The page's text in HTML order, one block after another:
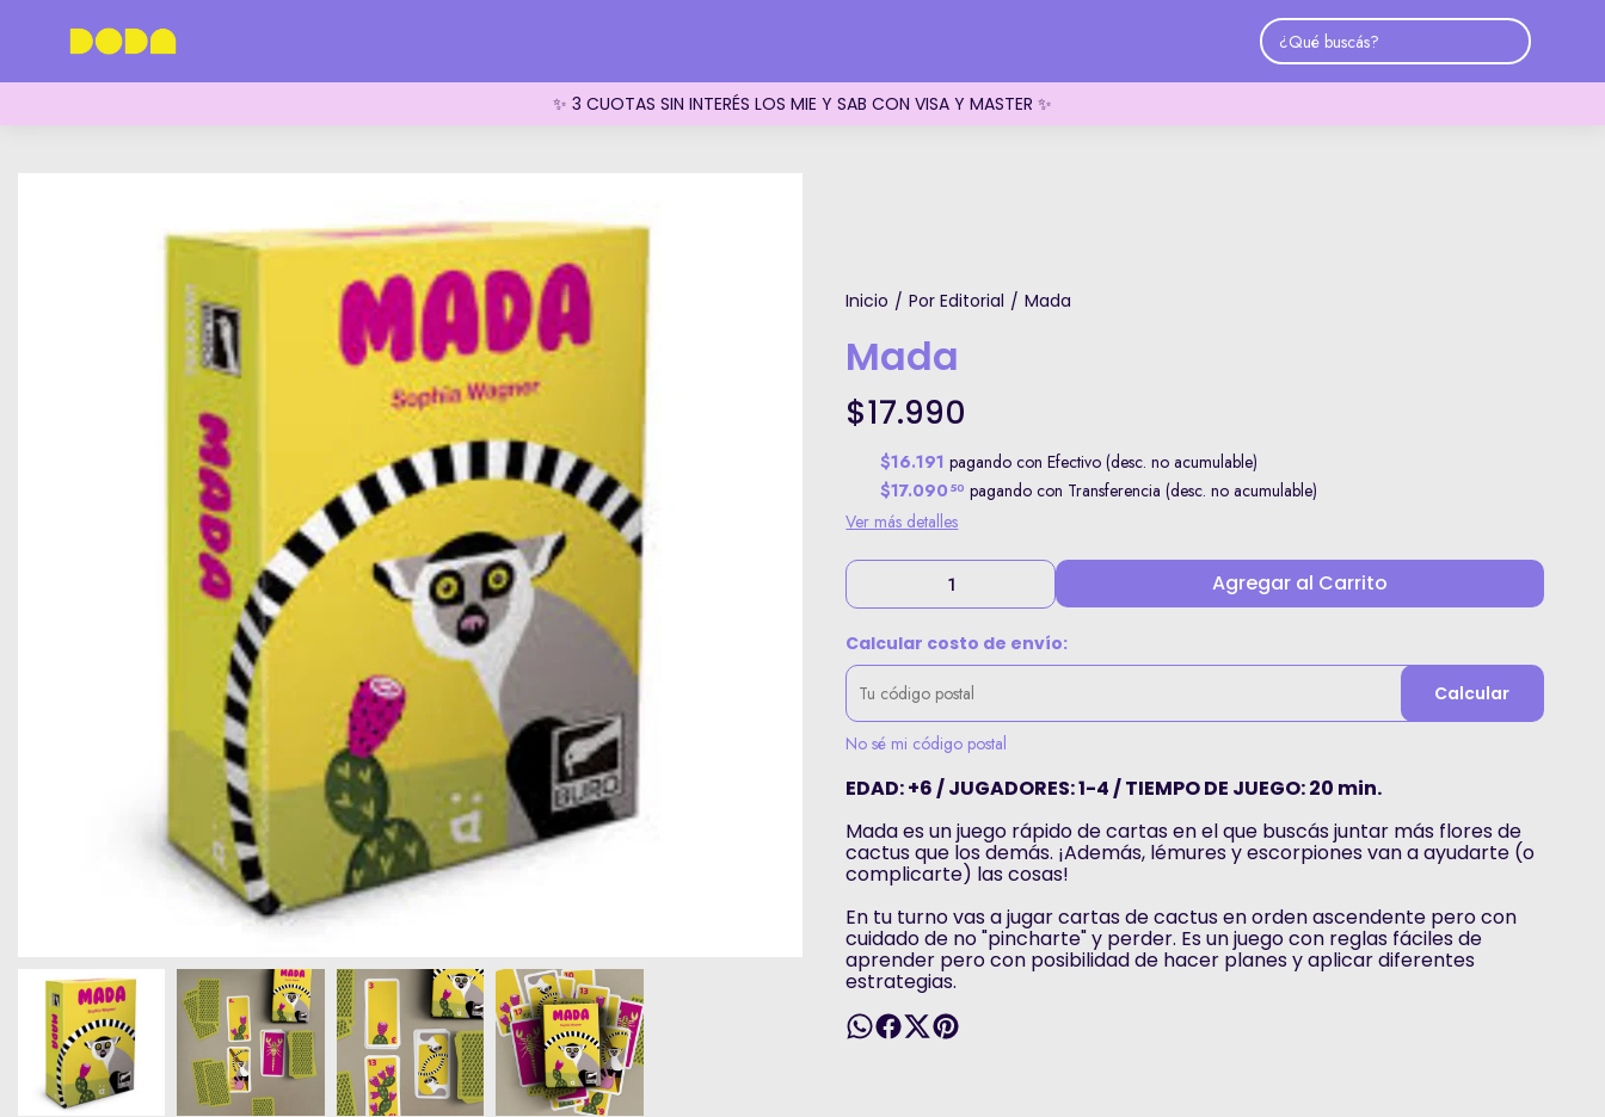
✨ 3 CUOTAS SIN INTERÉS LOS MIE Y SAB CON VISA Y MASTER ✨
Inicio / Por Editorial / Mada
Mada
$17.990
$16.191 pagando con Efectivo (desc. no acumulable)
$17.090 50 pagando con Transferencia (desc. no acumulable)
Ver más detalles
Agregar al Carrito
Calcular costo de envío:
Calcular
No sé mi código postal
EDAD: +6 / JUGADORES: 1-4 / TIEMPO DE JUEGO: 20 min.
Mada es un juego rápido de cartas en el que buscás juntar más flores de
cactus que los demás. ¡Además, lémures y escorpiones van a ayudarte (o
complicarte) las cosas!
En tu turno vas a jugar cartas de cactus en orden ascendente pero con
cuidado de no "pincharte" y perder. Es un juego con reglas fáciles de
aprender pero con posibilidad de hacer planes y aplicar diferentes
estrategias.